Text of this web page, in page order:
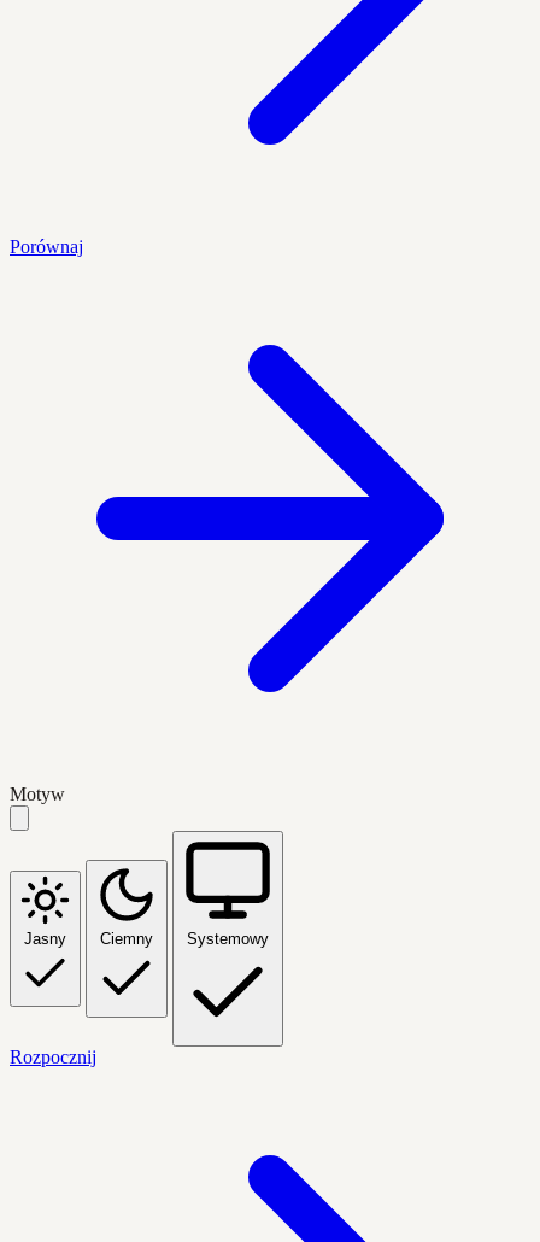
Porównaj
Motyw
Jasny Ciemny Systemowy
Rozpocznij